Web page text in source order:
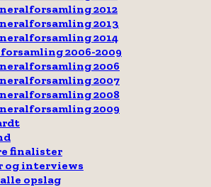
2012
2013
2014
2006-2009
2006
2007
2008
2009
finalister
interviews
alle opslag